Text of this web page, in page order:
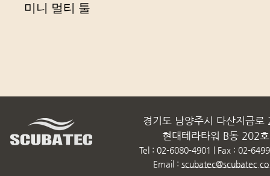
미니 멀티 툴
경기도 남양주시 다산지금로
현대테라타워 B동 202호
Tel : 02-6080-4901 | Fax : 02-
Email :